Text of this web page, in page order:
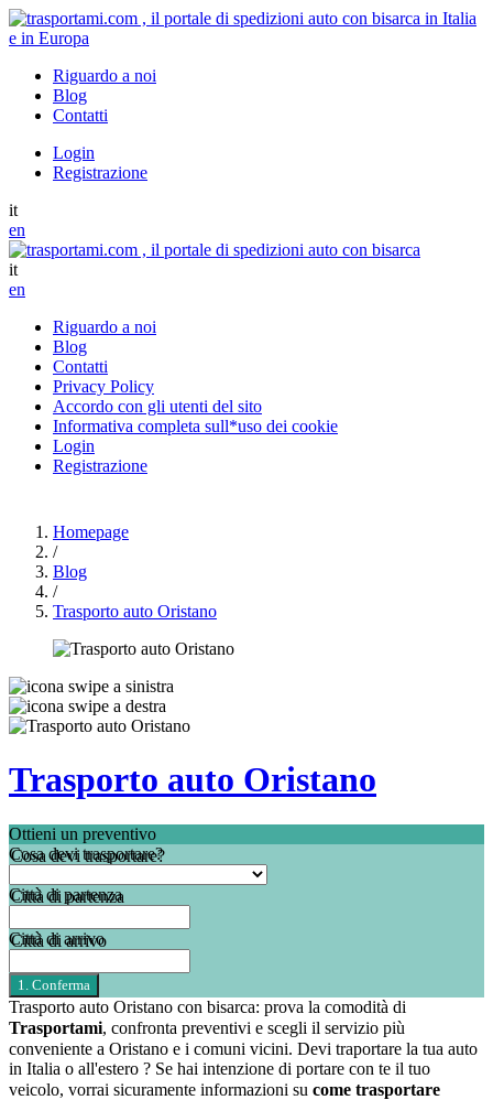
Riguardo a noi
Blog
Contatti
Login
Registrazione
it
en
it
en
Riguardo a noi
Blog
Contatti
Privacy Policy
Accordo con gli utenti del sito
Informativa completa sull*uso dei cookie
Login
Registrazione
Homepage
/
Blog
/
Trasporto auto Oristano
Trasporto auto Oristano
Ottieni un preventivo
Cosa devi trasportare?
Città di partenza
Città di arrivo
Trasporto auto Oristano con bisarca: prova la comodità di
Trasportami, confronta preventivi e scegli il servizio più
conveniente a Oristano e i comuni vicini. Devi traportare la tua auto
in Italia o all'estero ? Se hai intenzione di portare con te il tuo
veicolo, vorrai sicuramente informazioni su come trasportare